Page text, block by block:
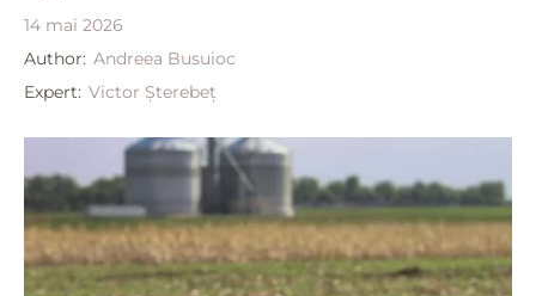
14 mai 2026
Author: Andreea Busuioc
Expert: Victor Șterebeț